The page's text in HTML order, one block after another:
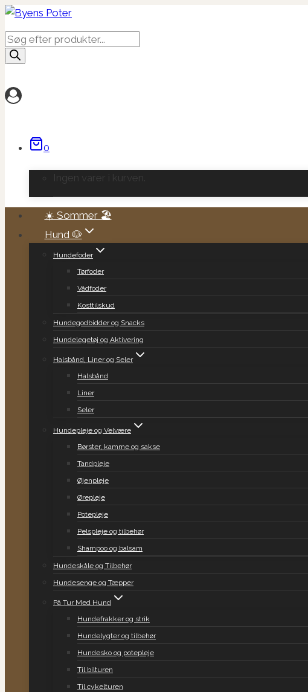
Fortsæt
til
indhold
Products
search
0
Ingen varer i kurven.
☀️ Sommer 🏖️
Hund 🐶
Hundefoder
Tørfoder
Vådfoder
Kosttilskud
Hundegodbidder og Snacks
Hundelegetøj og Aktivering
Halsbånd, Liner og Seler
Halsbånd
Liner
Seler
Hundepleje og Velvære
Børster, kamme og sakse
Tandpleje
Øjenpleje
Ørepleje
Potepleje
Pelspleje og tilbehør
Shampoo og balsam
Hundeskåle og Tilbehør
Hundesenge og Tæpper
På Tur Med Hund
Hundefrakker og strik
Hundelygter og tilbehør
Hundesko og potepleje
Til bilturen
Til cykelturen